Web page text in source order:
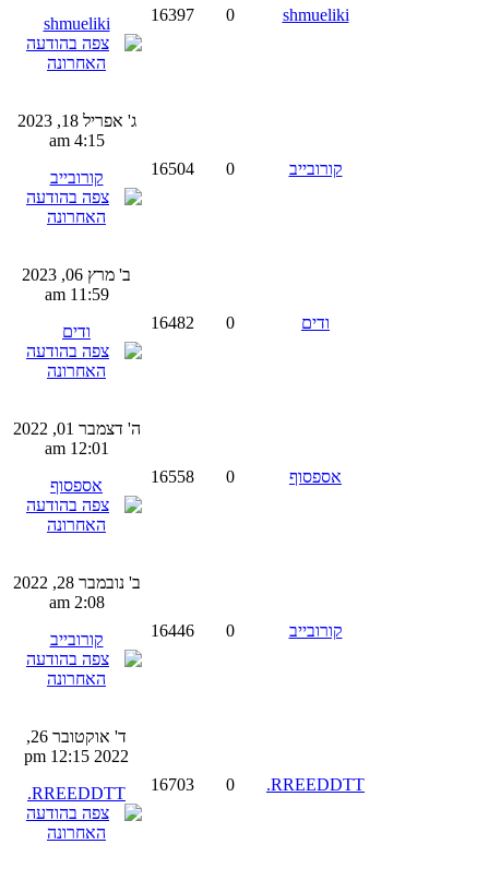
shmueliki
0
16397
shmueliki
קורובייב 0
16504
ג' אפריל 18, 2023
4:15 am
קורובייב
ודים 0
16482
ב' מרץ 06, 2023
11:59 am
ודים
אספסוף 0
16558
ה' דצמבר 01, 2022
12:01 am
אספסוף
קורובייב 0
16446
ב' נובמבר 28, 2022
2:08 am
קורובייב
RREEDDTT.
0
16703
ד' אוקטובר 26,
2022 12:15 pm
RREEDDTT.